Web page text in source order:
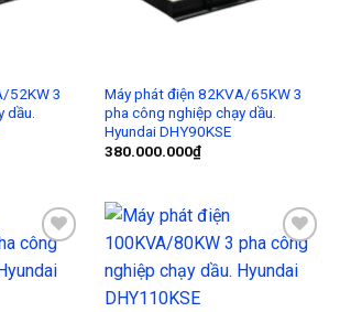
52KW 3
dầu.
Máy phát điện 82KVA/65KW 3
pha công nghiệp chạy dầu.
Hyundai DHY90KSE
380.000.000₫
Add to
Wishlist
Add to
Wishlist